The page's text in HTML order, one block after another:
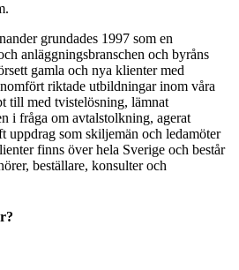
grundades 1997 som en
anläggningsbranschen och byråns
gamla och nya klienter med
riktade utbildningar inom våra
till med tvistelösning, lämnat
i fråga om avtalstolkning, agerat
uppdrag som skiljemän och ledamöter
finns över hela Sverige och består
beställare, konsulter och